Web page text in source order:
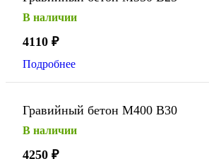
В наличии
4110 ₽
Подробнее
Гравийный бетон М400 В30
В наличии
4250 ₽